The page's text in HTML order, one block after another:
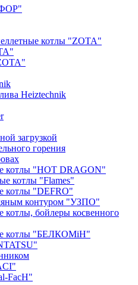
котлы "ZOTA"
Heiztechnik
загрузкой
горения
котлы "HOT DRAGON"
котлы "Flames"
котлы "DEFRO"
контуром "УЗПО"
котлы, бойлеры косвенного
котлы "БЕЛКОМiН"
FacH"